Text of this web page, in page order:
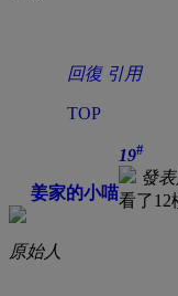
回復 引用
TOP
姜家的小喵
原始人
19#
發
看了12